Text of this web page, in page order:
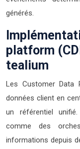
générés.
platform
tealium
Les Customer Data
données client en
un référentiel
comme des
informations depuis